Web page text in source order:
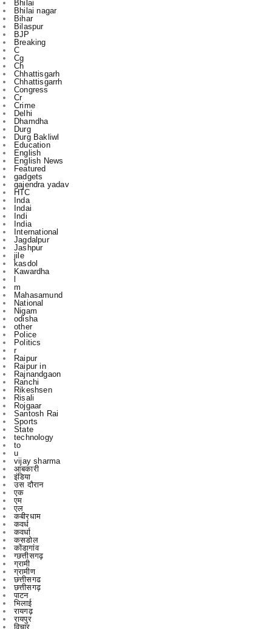
Breaking
C
Cg
Ch
Chhattisgarh
Chhattisgarrh
Congress
Cr
Crime
Delhi
Dhamdha
Durg
Durg Bakliwl
Education
English
English News
Featured
gadgets
gajendra yadav
HTC
Inda
Indai
Indi
India
International
Jagdalpur
Jashpur
jile
kasdol
Kawardha
l
m
Mahasamund
National
Nigam
odisha
other
Police
Politics
r
Raipur
Raipur in
Rajnandgaon
Ranchi
Rikeshsen
Risali
Rojgaar
Santosh Rai
Sports
State
technology
to
u
vijay sharma
आबकारी
इंडिया
उस दौरान
एक
एम
एल
कबीरधाम
कवर्ध
कवर्धा
कसडोल
कोंडागांव
ग्छत्तीसगढ़
ग्रामी
ग्रामीण
छत्तीसगढ
छत्तीसगढ़
पाटन
भिलाई
रायगढ़
रायपुर
विचार
विचार मंथन
विचारमंथन
शहर
शहरChhattisgarrh